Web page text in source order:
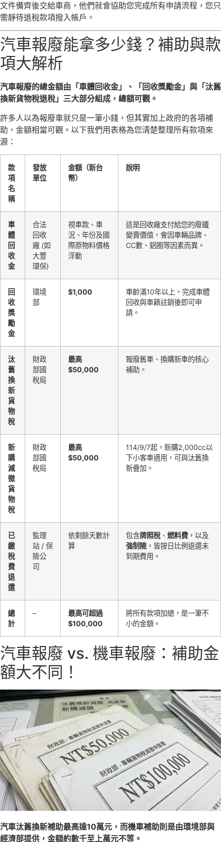
文件備齊後交給車商，他們就會協助您完成所有申請流程，您只
需靜待退稅款項撥入帳戶。
汽車報廢能拿多少錢？補助與款
項大解析
汽車報廢的總金額由「車體回收金」、「回收獎勵金」與「汰舊
換新貨物稅退稅」三大部分組成，總額可觀。
許多人以為報廢車就只是一筆小錢，但其實加上政府的各項補
助，金額相當可觀。以下我們用表格為您清楚整理所有款項來
源：
款
項
名
稱
發放
單位
金額（新台
幣）
說明
車
體
回
收
金
合法
回收
廠 (如
大豐
環保)
視車款、車
況、年份及國
際原物料價格
浮動
這是回收廠支付給您的廢鐵
變賣價值，會因車輛品牌、
CC數、鋁圈等因素而異。
回
收
獎
勵
金
環境
部
$1,000
車齡滿10年以上，完成車體
回收與車籍註銷後即可申
請。
汰
舊
換
新
貨
物
稅
財政
部國
稅局
最高
$50,000
報廢舊車、換購新車的核心
補助。
新
購
減
徵
貨
物
稅
財政
部國
稅局
最高
$50,000
114/9/7起，新購2,000cc以
下小客車適用，可與汰舊換
新疊加。
已
繳
稅
費
退
還
監理
站 / 保
險公
司
依剩餘天數計
算
包含牌照稅、 燃料費 ，以及
強制險，皆按日比例退還未
到期費用。
總
計
–
最高可超過
$100,000
將所有款項加總，是一筆不
小的金額。
汽車報廢 vs. 機車報廢：補助金
額大不同！
汽車汰舊換新補助最高達10萬元，而機車補助則是由環境部與
經濟部提供，金額約數千至上萬元不等。